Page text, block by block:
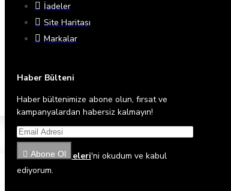
İadeler
Site Haritası
Markalar
Haber Bülteni
Haber bültenimize abone olun, fırsat ve
kampanyalardan habersiz kalmayın!
Abone Ol
Gizlilik İlkeleri'ni okudum ve kabul
ediyorum.